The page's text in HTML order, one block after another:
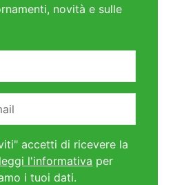
novità e sulle
accetti di ricevere la
leggi l'informativa per
i tuoi dati.